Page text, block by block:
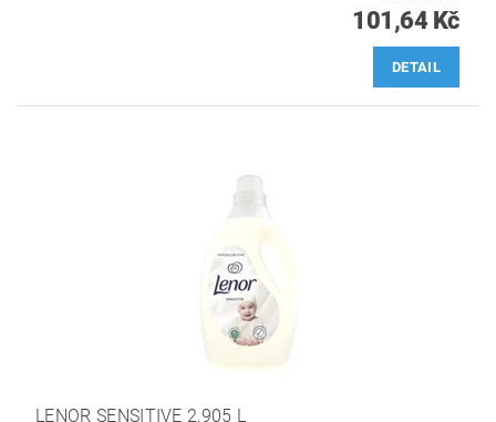
101,64 Kč
DETAIL
LENOR SENSITIVE 2,905 L